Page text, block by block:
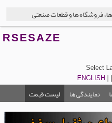
فروشگاه ها و قطعات صنعتی
Select
ENGLISH
نمایندگی ها لیست قیمت